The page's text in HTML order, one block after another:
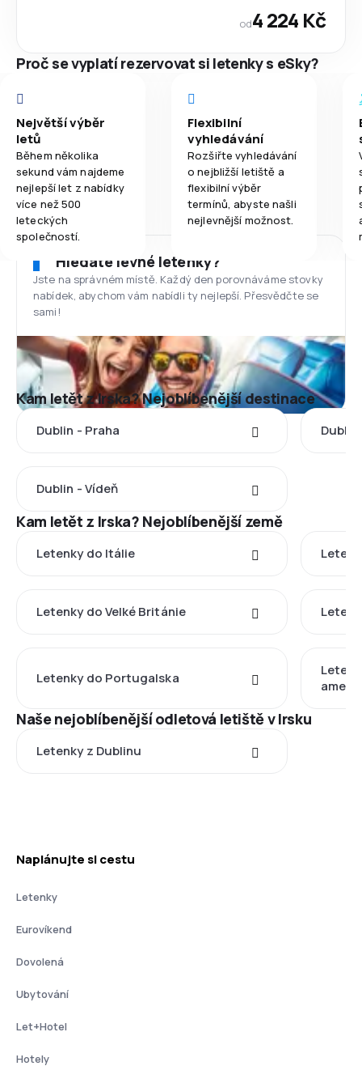
od4 224 Kč
Proč se vyplatí rezervovat si letenky s eSky?
Největší výběr
letů
Během několika
sekund vám najdeme
nejlepší let z nabídky
více než 500
leteckých
společností.
Flexibilní
vyhledávání
Rozšiřte vyhledávání
o nejbližší letiště a
flexibilní výběr
termínů, abyste našli
nejlevnější možnost.
Hledáte levné letenky?
Jste na správném místě. Každý den porovnáváme stovky
nabídek, abychom vám nabídli ty nejlepší. Přesvědčte se
sami!
Kam letět z Irska? Nejoblíbenější destinace
Dublin - Praha
Dublin - Vídeň
Kam letět z Irska? Nejoblíbenější země
Letenky do Itálie
Letenky do Velké Británie
Letenky do Portugalska
Naše nejoblíbenější odletová letiště v Irsku
Letenky z Dublinu
Naplánujte si cestu
Letenky
Eurovíkend
Dovolená
Ubytování
Let+Hotel
Hotely